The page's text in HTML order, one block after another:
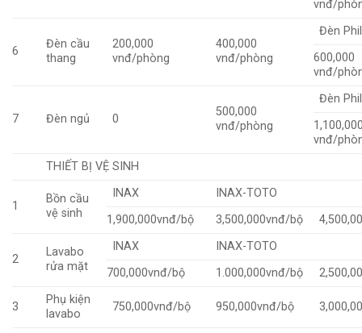
vnđ/
6
Đèn cầu
thang
200,000
vnđ/phòng
400,000
vnđ/phòng
Đèn
600,000
vnđ/
7 Đèn ngủ 0
500,000
vnđ/phòng
Đèn
vnđ/
THIẾT BỊ VỆ SINH
1
Bồn cầu
vệ sinh
INAX
INAX-TOTO
1,900,000vnđ/bộ
3,500,000vnđ/bộ
2
Lavabo
rửa mặt
INAX
INAX-TOTO
700,000vnđ/bộ
1.000,000vnđ/bộ
3
Phụ kiện
lavabo
750,000vnđ/bộ 950,000vnđ/bộ